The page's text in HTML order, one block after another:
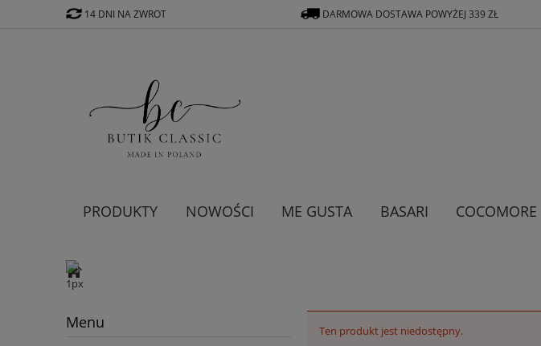
14 DNI NA ZWROT DARMOWA DOSTAWA POWYŻEJ 339 ZŁ
PRODUKTY NOWOŚCI ME GUSTA BASARI COCOMORE
Menu Ten produkt jest niedostępny.